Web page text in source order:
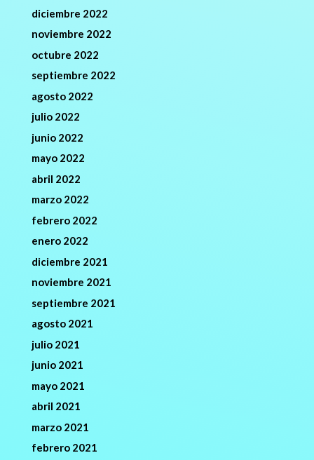
diciembre 2022
noviembre 2022
octubre 2022
septiembre 2022
agosto 2022
julio 2022
junio 2022
mayo 2022
abril 2022
marzo 2022
febrero 2022
enero 2022
diciembre 2021
noviembre 2021
septiembre 2021
agosto 2021
julio 2021
junio 2021
mayo 2021
abril 2021
marzo 2021
febrero 2021